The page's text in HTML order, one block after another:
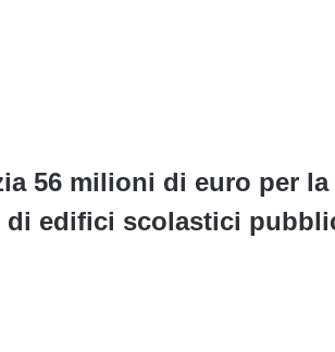
56 milioni di euro per
di edifici scolastici